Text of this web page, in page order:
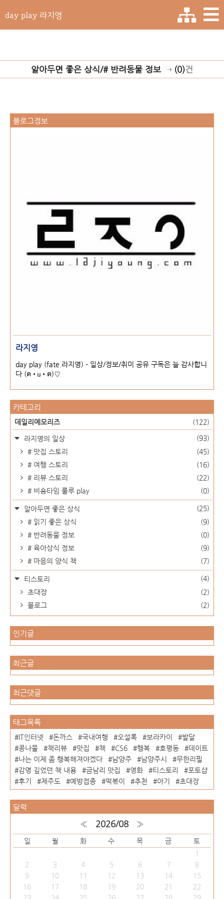
day play 라지영
알아두면 좋은 상식/# 반려동물 정보 → (0)건
블로그정보
라지영
day play (fate.라지영) - 일상/정보/취미 공유 구독은 늘 감사합니
다 (ฅ•ω•ฅ)♡
카테고리
데일리메모리즈 (122)
라지영의 일상
(93)
# 맛집 스토리
(45)
# 여행 스토리
(16)
# 리뷰 스토리
(22)
# 비숑타임 룰루 play
(0)
알아두면 좋은 상식
(25)
# 읽기 좋은 상식
(9)
# 반려동물 정보
(0)
# 육아상식 정보
(9)
# 마음의 양식 책
(7)
티스토리
(4)
초대장
(2)
블로그
(2)
인기글
최근글
최근댓글
태그목록
IT인터넷 돈까스 국내여행 오설록 보라카이
발달
콩나물
책리뷰 맛집 책 CS6 행복 호평동
데이트
나는 이제 좀 행복해져야겠다
남양주 남양주시
무한리필
감명 깊었던 책 내용
금남리 맛집 영화 티스토리
포토샵
후기
제주도 예방접종 떡볶이 추천 아기 초대장
달력
« 2026/08 »
일 월 화 수 목 금
토
1
2
3 4 5 6 7
8
9
10 11 12 13 14
15
16
17 18 19 20 21
22